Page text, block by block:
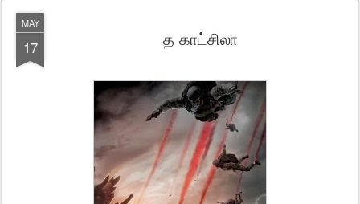
MAY
17 த காட்சிலா